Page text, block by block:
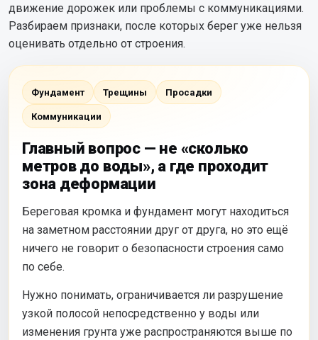
движение дорожек или проблемы с коммуникациями.
Разбираем признаки, после которых берег уже нельзя
оценивать отдельно от строения.
Фундамент Трещины Просадки
Коммуникации
Главный вопрос — не «сколько
метров до воды», а где проходит
зона деформации
Береговая кромка и фундамент могут находиться
на заметном расстоянии друг от друга, но это ещё
ничего не говорит о безопасности строения само
по себе.
Нужно понимать, ограничивается ли разрушение
узкой полосой непосредственно у воды или
изменения грунта уже распространяются выше по